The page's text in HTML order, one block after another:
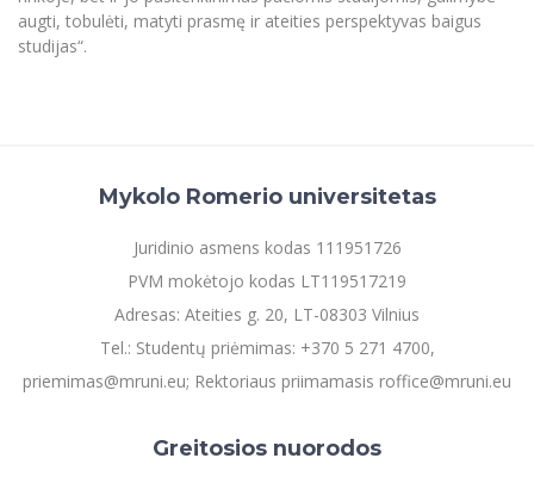
augti, tobulėti, matyti prasmę ir ateities perspektyvas baigus
studijas“.
Mykolo Romerio universitetas
Juridinio asmens kodas 111951726
PVM mokėtojo kodas LT119517219
Adresas: Ateities g. 20, LT-08303 Vilnius
Tel.: Studentų priėmimas: +370 5 271 4700,
priemimas@mruni.eu; Rektoriaus priimamasis roffice@mruni.eu
Greitosios nuorodos